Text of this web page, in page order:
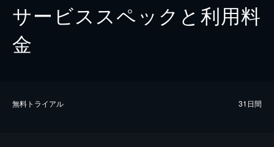
サービススペックと利用料
金
無料トライアル 31日間